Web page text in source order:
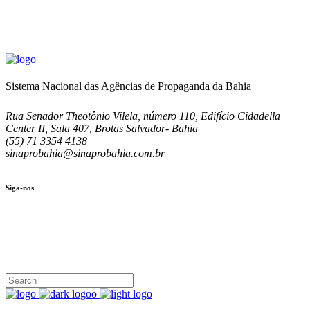
Sistema Nacional das Agências de Propaganda da Bahia
Rua Senador Theotônio Vilela, número 110, Edifício Cidadella
Center II, Sala 407, Brotas Salvador- Bahia
(55) 71 3354 4138
sinaprobahia@sinaprobahia.com.br
Siga-nos